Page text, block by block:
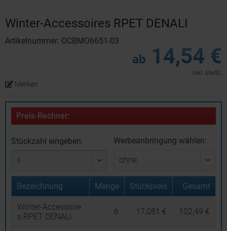
Winter-Accessoires RPET DENALI
Artikelnummer: OCBMO6651-03
ab 14,54 €
inkl. MwSt.
Merken
Preis-Rechner:
Stückzahl eingeben: Werbeanbringung wählen:
Bezeichnung Menge Stückpreis Gesamt
Winter-Accessoire
s RPET DENALI
6 17,081 € 102,49 €